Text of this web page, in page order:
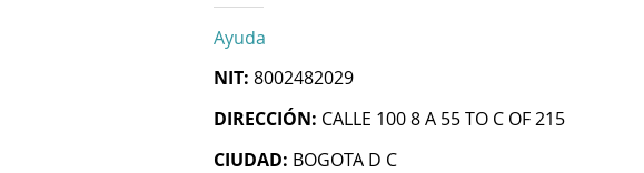
Ayuda
NIT: 8002482029
DIRECCIÓN: CALLE 100 8 A 55 TO C OF 215
CIUDAD: BOGOTA D C